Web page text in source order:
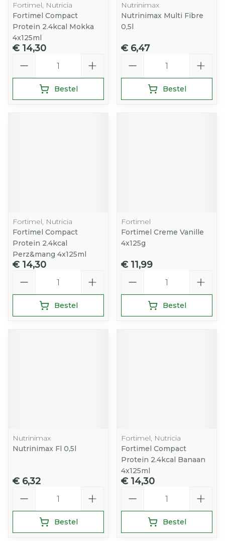
Fortimel, Nutricia
Fortimel Compact
Protein 2.4kcal Mokka
4x125ml
€ 14,30
Bestel
Nutrinimax
Nutrinimax Multi Fibre
0,5l
€ 6,47
Bestel
Fortimel, Nutricia
Fortimel Compact
Protein 2.4kcal
Perz&mang 4x125ml
€ 14,30
Bestel
Fortimel
Fortimel Creme Vanille
4x125g
€ 11,99
Bestel
Nutrinimax
Nutrinimax Fl 0,5l
€ 6,32
Bestel
Fortimel, Nutricia
Fortimel Compact
Protein 2.4kcal Banaan
4x125ml
€ 14,30
Bestel